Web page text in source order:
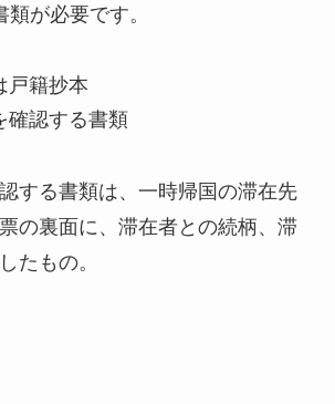
が必要です。
戸籍抄本
確認する書類
する書類は、一時帰国の滞在先
の裏面に、滞在者との続柄、滞
たもの。